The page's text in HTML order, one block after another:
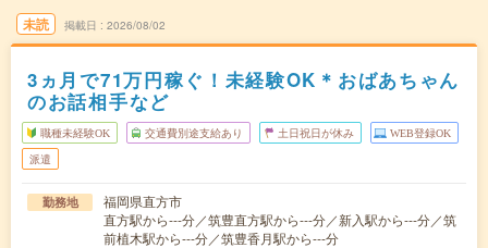
未読 掲載日 2026/08/02
3ヵ月で71万円稼ぐ！未経験OK＊おばあちゃん
のお話相手など
職種未経験OK 交通費別途支給あり 土日祝日が休み WEB登録OK
派遣
勤務地
福岡県直方市
直方駅から---分／筑豊直方駅から---分／新入駅から---分／筑
前植木駅から---分／筑豊香月駅から---分